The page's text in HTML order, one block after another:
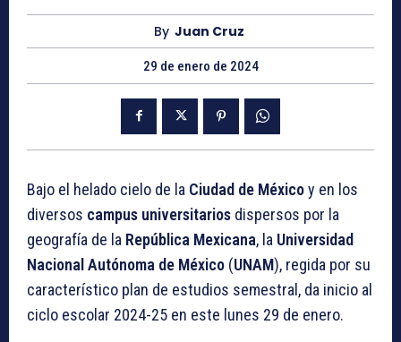
By Juan Cruz
29 de enero de 2024
Bajo el helado cielo de la Ciudad de Méxicoy en los
diversos campus universitarios dispersos por la
geografía de la República Mexicana, la Universidad
Nacional Autónoma de México (UNAM), regida por su
característico plan de estudios semestral, da inicio al
ciclo escolar 2024-25 en este lunes 29 de enero.